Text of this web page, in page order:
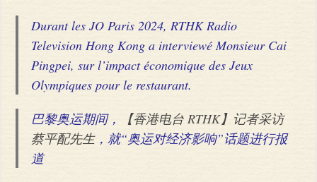
Durant les JO Paris 2024, RTHK Radio
Television Hong Kong a interviewé Monsieur Cai
Pingpei, sur l’impact économique des Jeux
Olympiques pour le restaurant.
巴黎奥运期间，
【香港电台 RTHK】记者采访
蔡平配先生，就“奥运对经济影响”话题进行报
道